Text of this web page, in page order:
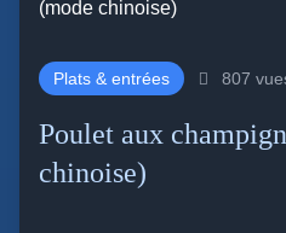
Plats & entrées 807
Poulet aux
chinoise)